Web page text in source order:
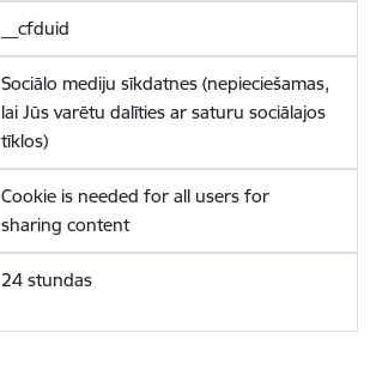
__cfduid
Sociālo mediju sīkdatnes (nepieciešamas,
lai Jūs varētu dalīties ar saturu sociālajos
tīklos)
Cookie is needed for all users for
sharing content
24 stundas